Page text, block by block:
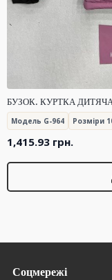
БУЗОК. КУРТКА
Модель G-964 Розміри
1,415.93 грн.
Соцмережі